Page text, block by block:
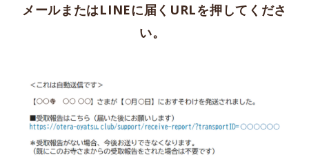
メールまたはLINEに届くURLを押してくださ
い。